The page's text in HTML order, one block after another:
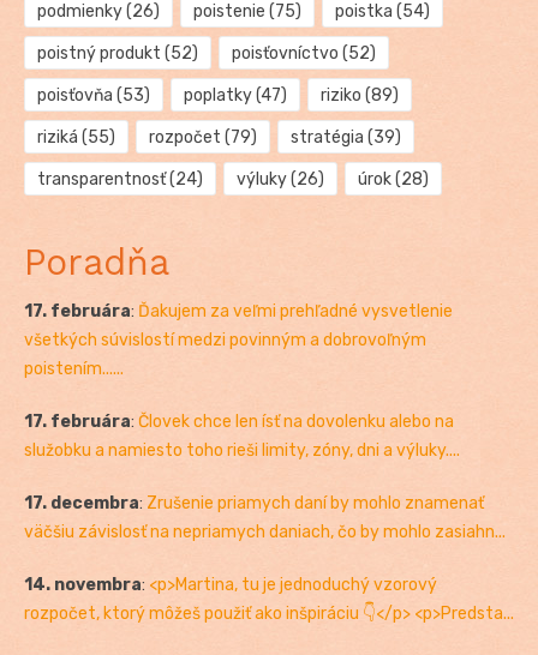
podmienky(26) poistenie (75) poistka (54)
poistný produkt (52) poisťovníctvo (52)
poisťovňa (53) poplatky(47) riziko (89)
riziká (55) rozpočet (79) stratégia (39)
transparentnosť(24) výluky(26) úrok(28)
Poradňa
17. februára: Ďakujem za veľmi prehľadné vysvetlenie
všetkých súvislostí medzi povinným a dobrovoľným
poistením......
17. februára: Človek chce len ísť na dovolenku alebo na
služobku a namiesto toho rieši limity, zóny, dni a výluky....
17. decembra: Zrušenie priamych daní by mohlo znamenať
väčšiu závislosť na nepriamych daniach, čo by mohlo zasiahn...
14. novembra: <p>Martina, tu je jednoduchý vzorový
rozpočet, ktorý môžeš použiť ako inšpiráciu 👇</p> <p>Predsta...